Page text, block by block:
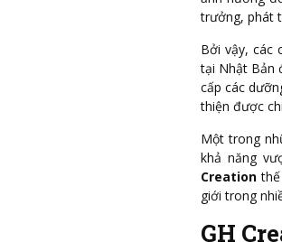
trưởng, phát
Bởi vậy, các
tại Nhật Bản
cấp các
thiện được
Một trong
khả năng
Creation
giới trong
GH